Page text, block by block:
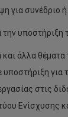
για συνέδριο
υποστήριξη
άλλα
για
στις
Ενίσχυσης